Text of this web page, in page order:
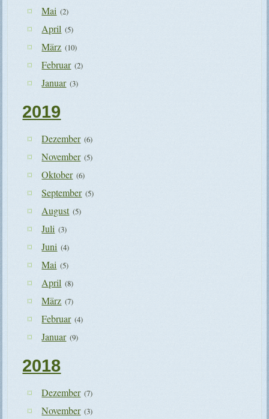
Mai (2)
April (5)
März (10)
Februar (2)
Januar (3)
2019
Dezember (6)
November (5)
Oktober (6)
September (5)
August (5)
Juli (3)
Juni (4)
Mai (5)
April (8)
März (7)
Februar (4)
Januar (9)
2018
Dezember (7)
November (3)